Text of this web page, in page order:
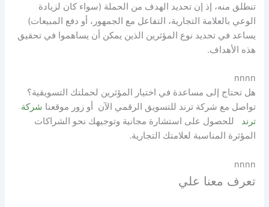
تنطلق منه، إذ إن تحديد الهدف من الحملة (سواء كان لزيادة
الوعي بالعلامة التجارية، التفاعل مع الجمهور، أو دفع المبيعات)
يساعد في تحديد نوع المؤثرين الذين يمكن أن يساهموا في تحقيق
هذه الأهداف.
nnnn
هل تحتاج إلى مساعدة في اختيار المؤثرين لحملتك التسويقية؟
تواصل مع شركة ترند للتسويق الرقمي الآن أو زور موقعنا شركة
ترند للحصول على استشارة مجانية وتوجيهك نحو الشراكات
المؤثرة المناسبة لعلامتك التجارية.
nnnn
تعرف معنا علي